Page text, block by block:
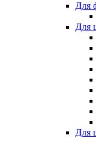
Для
Для
Для